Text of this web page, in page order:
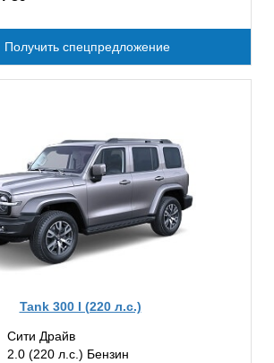
Получить спецпредложение
Tank 300 I (220 л.с.)
Сити Драйв
2.0 (220 л.с.) Бензин